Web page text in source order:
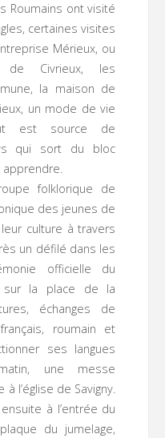
Roumains ont visité
certaines visites
Mérieux, ou
de Civrieux, les
la maison de
un mode de vie
est source de
qui sort du bloc
folklorique de
des jeunes de
culture à travers
un défilé dans les
officielle du
sur la place de la
échanges de
roumain et
ses langues
une messe
l’église de Savigny.
à l’entrée du
du jumelage,